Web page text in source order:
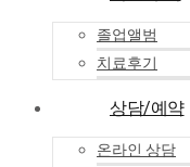
졸업앨범
치료후기
상담/예약
온라인 상담